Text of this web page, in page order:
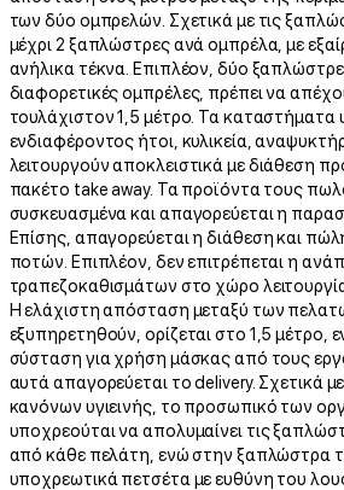
των δύο ομπρελών. Σχετικά με τις
μέχρι 2 ξαπλώστρες ανά ομπρέλα, με
ανήλικα τέκνα. Επιπλέον, δύο
διαφορετικές ομπρέλες, πρέπει να
τουλάχιστον 1,5 μέτρο. Τα καταστήματα
ενδιαφέροντος ήτοι, κυλικεία,
λειτουργούν αποκλειστικά με διάθεση
πακέτο take away. Τα προϊόντα τους
συσκευασμένα και απαγορεύεται η
Επίσης, απαγορεύεται η διάθεση και
ποτών. Επιπλέον, δεν επιτρέπεται η
τραπεζοκαθισμάτων στο χώρο
Η ελάχιστη απόσταση μεταξύ των
εξυπηρετηθούν, ορίζεται στο 1,5 μέτρο,
σύσταση για χρήση μάσκας από τους
αυτά απαγορεύεται το delivery. Σχετικά
κανόνων υγιεινής, το προσωπικό των
υποχρεούται να απολυμαίνει τις
από κάθε πελάτη, ενώ στην ξαπλώστρα
υποχρεωτικά πετσέτα με ευθύνη του